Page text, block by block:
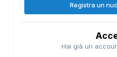
Registra un
Hai già un